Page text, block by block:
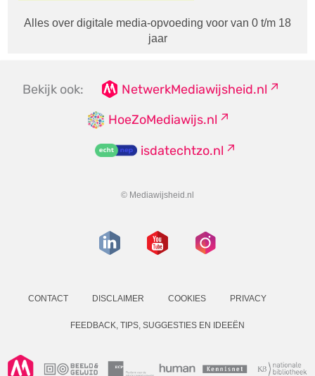
Alles over digitale media-opvoeding voor van 0 t/m 18
jaar
Bekijk ook:
NetwerkMediawijsheid.nl
HoeZoMediawijs.nl
isdatechtzo.nl
© Mediawijsheid.nl
CONTACT DISCLAIMER COOKIES PRIVACY
FEEDBACK, TIPS, SUGGESTIES EN IDEEËN